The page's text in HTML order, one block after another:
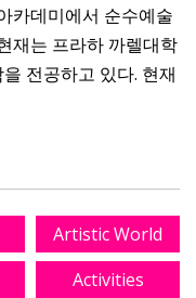
카데미에서 순수예술
재는 프라하 까렐대학
전공하고 있다. 현재
Artistic World
Activities